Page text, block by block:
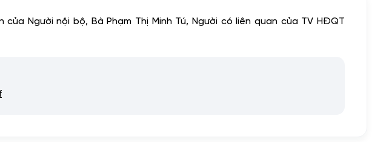
Người nội bộ, Bà Phạm Thị Minh Tú, Người có liên quan của TV HĐQT